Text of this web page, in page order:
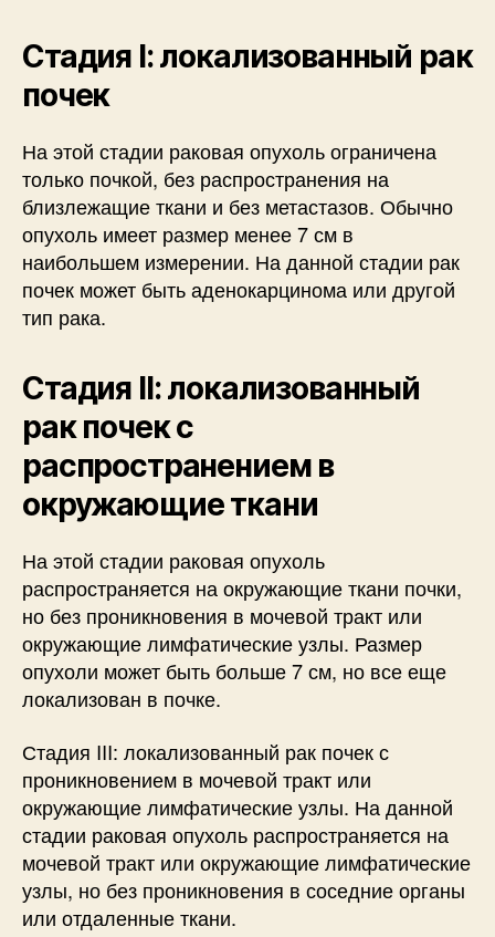
Стадия I: локализованный рак
почек
На этой стадии раковая опухоль ограничена
только почкой, без распространения на
близлежащие ткани и без метастазов. Обычно
опухоль имеет размер менее 7 см в
наибольшем измерении. На данной стадии рак
почек может быть аденокарцинома или другой
тип рака.
Стадия II: локализованный
рак почек с
распространением в
окружающие ткани
На этой стадии раковая опухоль
распространяется на окружающие ткани почки,
но без проникновения в мочевой тракт или
окружающие лимфатические узлы. Размер
опухоли может быть больше 7 см, но все еще
локализован в почке.
Стадия III: локализованный рак почек с
проникновением в мочевой тракт или
окружающие лимфатические узлы. На данной
стадии раковая опухоль распространяется на
мочевой тракт или окружающие лимфатические
узлы, но без проникновения в соседние органы
или отдаленные ткани.